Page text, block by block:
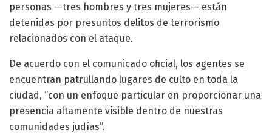
personas —tres hombres y tres mujeres— están
detenidas por presuntos delitos de terrorismo
relacionados con el ataque.
De acuerdo con el comunicado oficial, los agentes se
encuentran patrullando lugares de culto en toda la
ciudad, “con un enfoque particular en proporcionar una
presencia altamente visible dentro de nuestras
comunidades judías”.